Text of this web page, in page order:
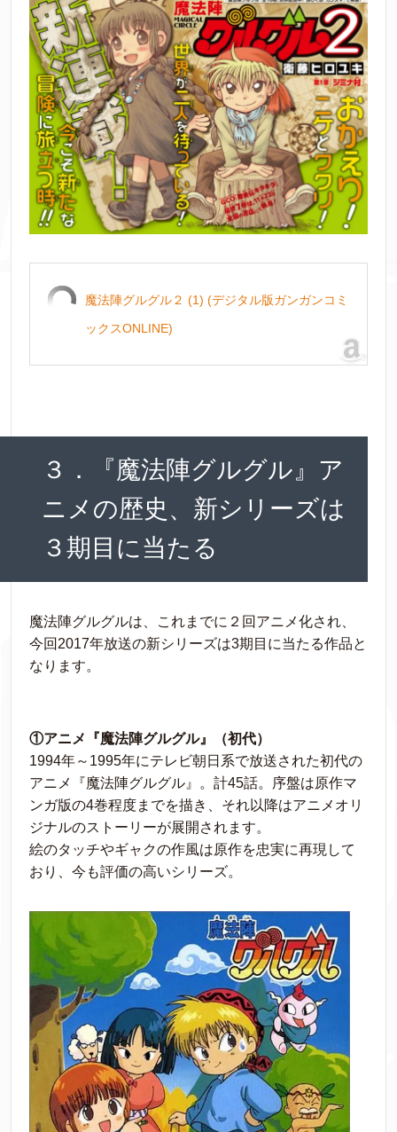
魔法陣グルグル２ (1) (デジタル版ガンガンコミ
ックスONLINE)
３．『魔法陣グルグル』ア
ニメの歴史、新シリーズは
３期目に当たる
魔法陣グルグルは、これまでに２回アニメ化され、
今回2017年放送の新シリーズは3期目に当たる作品と
なります。
①アニメ『魔法陣グルグル』（初代）
1994年～1995年にテレビ朝日系で放送された初代の
アニメ『魔法陣グルグル』。計45話。序盤は原作マ
ンガ版の4巻程度までを描き、それ以降はアニメオリ
ジナルのストーリーが展開されます。
絵のタッチやギャクの作風は原作を忠実に再現して
おり、今も評価の高いシリーズ。